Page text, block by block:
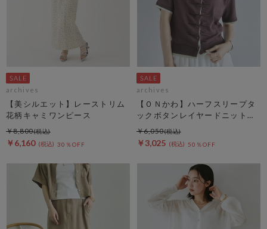
archives
【美シルエット】レーストリム
花柄キャミワンピース
￥6,160 30％OFF
￥8,800
archives
【ＯＮかわ】ハーフスリープタ
ックボタンレイヤードニットカ
ーディガン
￥3,025 50％OFF
￥6,050